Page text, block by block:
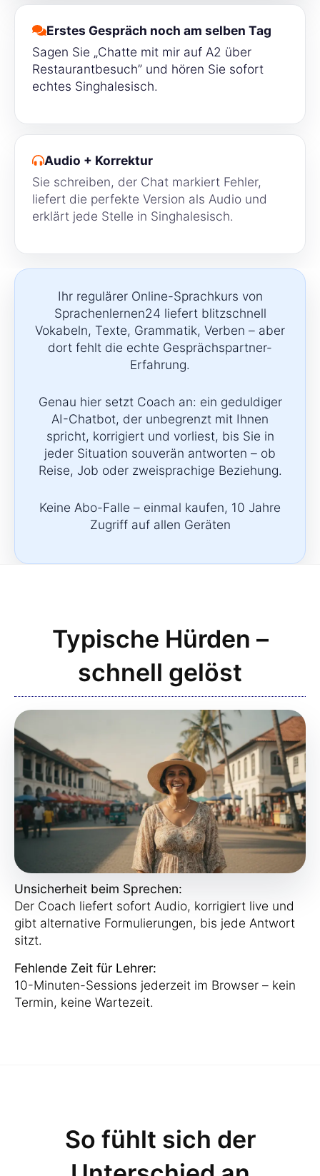
Erstes Gespräch noch am selben Tag
Sagen Sie „Chatte mit mir auf A2 über
Restaurantbesuch” und hören Sie sofort
echtes Singhalesisch.
Audio + Korrektur
Sie schreiben, der Chat markiert Fehler,
liefert die perfekte Version als Audio und
erklärt jede Stelle in Singhalesisch.
Ihr regulärer Online-Sprachkurs von
Sprachenlernen24 liefert blitzschnell
Vokabeln, Texte, Grammatik, Verben – aber
dort fehlt die echte Gesprächspartner-
Erfahrung.
Genau hier setzt Coach an: ein geduldiger
AI-Chatbot, der unbegrenzt mit Ihnen
spricht, korrigiert und vorliest, bis Sie in
jeder Situation souverän antworten – ob
Reise, Job oder zweisprachige Beziehung.
Keine Abo-Falle – einmal kaufen, 10 Jahre
Zugriff auf allen Geräten
Typische Hürden –
schnell gelöst
Unsicherheit beim Sprechen:
Der Coach liefert sofort Audio, korrigiert live und
gibt alternative Formulierungen, bis jede Antwort
sitzt.
Fehlende Zeit für Lehrer:
10-Minuten-Sessions jederzeit im Browser – kein
Termin, keine Wartezeit.
So fühlt sich der